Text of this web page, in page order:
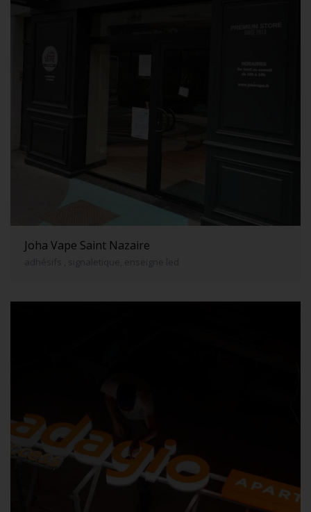
Joha Vape Saint Nazaire
adhésifs , signaletique, enseigne led